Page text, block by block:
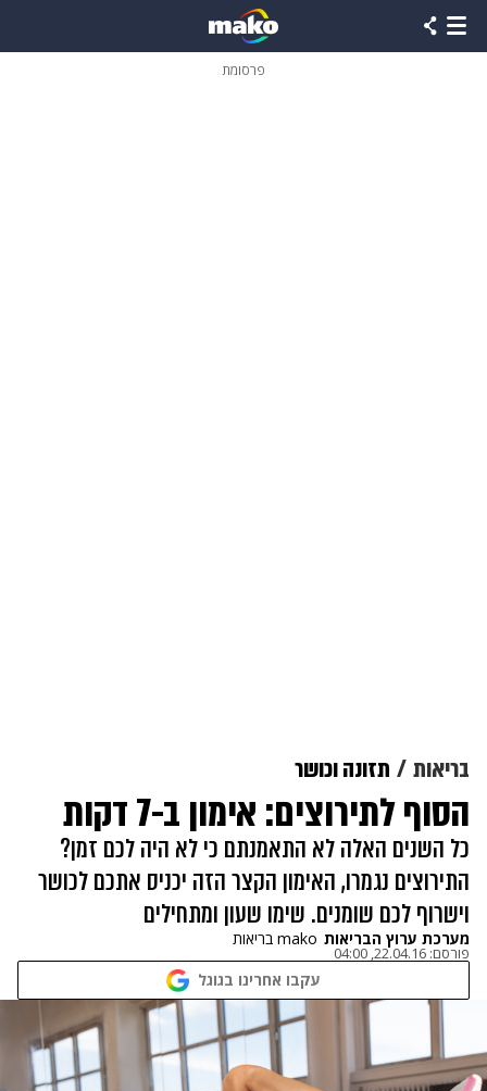
פרסומת
בריאות תזונה וכושר
הסוף לתירוצים: אימון ב-7 דקות
כל השנים האלה לא התאמנתם כי לא היה לכם זמן?
התירוצים נגמרו, האימון הקצר הזה יכניס אתכם לכושר
וישרוף לכם שומנים. שימו שעון ומתחילים
מערכת ערוץ הבריאות mako בריאות
פורסם: 22.04.16, 04:00
עקבו אחרינו בגוגל